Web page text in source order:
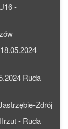
-
Ruda
Zdrój
- Ruda